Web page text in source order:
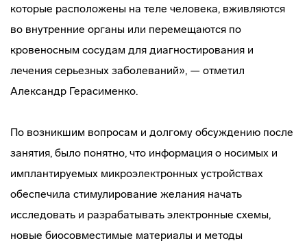
которые расположены на теле человека, вживляются
во внутренние органы или перемещаются по
кровеносным сосудам для диагностирования и
лечения серьезных заболеваний», — отметил
Александр Герасименко.
По возникшим вопросам и долгому обсуждению после
занятия, было понятно, что информация о носимых и
имплантируемых микроэлектронных устройствах
обеспечила стимулирование желания начать
исследовать и разрабатывать электронные схемы,
новые биосовместимые материалы и методы